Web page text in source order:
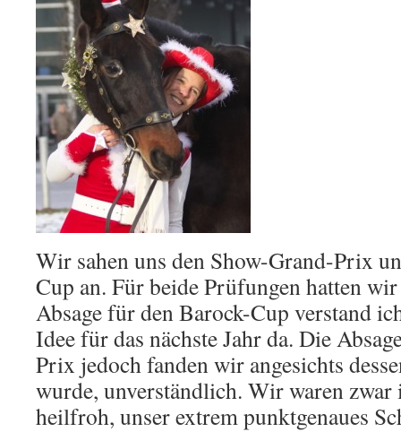
Wir sahen uns den Show-Grand-Prix
Cup an. Für beide Prüfungen hatten
Absage für den Barock-Cup verstand
Idee für das nächste Jahr da. Die
Prix jedoch fanden wir angesichts
wurde, unverständlich. Wir waren
heilfroh, unser extrem punktgenaues